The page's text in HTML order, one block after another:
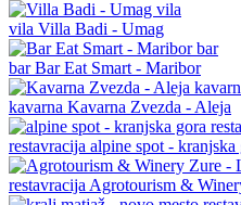
vila Villa Badi - Umag
barBar Eat Smart - Maribor
kavarna Kavarna Zvezda - Aleja
restavracija alpine spot - kranjska
restavracija Agrotourism &